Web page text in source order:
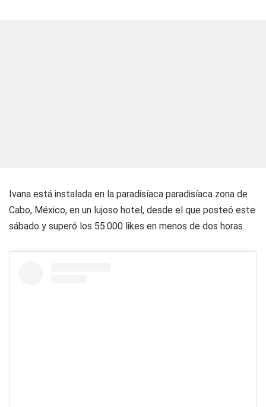
Ivana está instalada en la paradisíaca paradisíaca zona de
Cabo, México, en un lujoso hotel, desde el que posteó este
sábado y superó los 55.000 likes en menos de dos horas.